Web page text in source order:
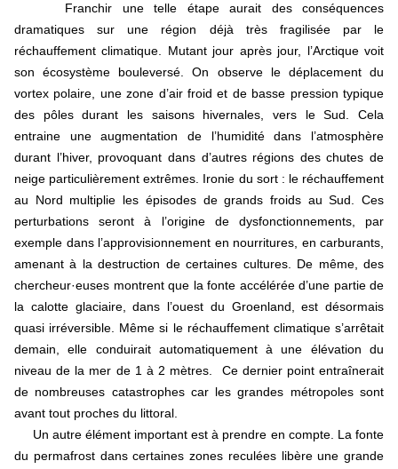
Franchir une telle étape aurait des conséquences
dramatiques sur une région déjà très fragilisée par le
réchauffement climatique. Mutant jour après jour, l’Arctique voit
son écosystème bouleversé. On observe le déplacement du
vortex polaire, une zone d’air froid et de basse pression typique
des pôles durant les saisons hivernales, vers le Sud. Cela
entraine une augmentation de l’humidité dans l’atmosphère
durant l’hiver, provoquant dans d’autres régions des chutes de
neige particulièrement extrêmes. Ironie du sort : le réchauffement
au Nord multiplie les épisodes de grands froids au Sud. Ces
perturbations seront à l’origine de dysfonctionnements, par
exemple dans l’approvisionnement en nourritures, en carburants,
amenant à la destruction de certaines cultures. De même, des
chercheur·euses montrent que la fonte accélérée d’une partie de
la calotte glaciaire, dans l’ouest du Groenland, est désormais
quasi irréversible. Même si le réchauffement climatique s’arrêtait
demain, elle conduirait automatiquement à une élévation du
niveau de la mer de 1 à 2 mètres. Ce dernier point entraînerait
de nombreuses catastrophes car les grandes métropoles sont
avant tout proches du littoral.
Un autre élément important est à prendre en compte. La fonte
du permafrost dans certaines zones reculées libère une grande